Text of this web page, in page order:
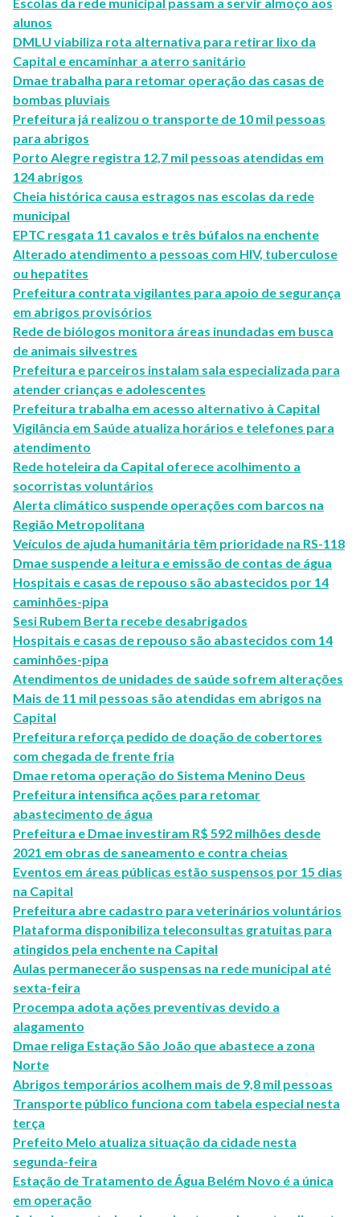
alunos
DMLU viabiliza rota alternativa para retirar lixo da
Capital e encaminhar a aterro sanitário
Dmae trabalha para retomar operação das casas de
bombas pluviais
Prefeitura já realizou o transporte de 10 mil pessoas
para abrigos
Porto Alegre registra 12,7 mil pessoas atendidas em
124 abrigos
Cheia histórica causa estragos nas escolas da rede
municipal
EPTC resgata 11 cavalos e três búfalos na enchente
Alterado atendimento a pessoas com HIV, tuberculose
ou hepatites
Prefeitura contrata vigilantes para apoio de segurança
em abrigos provisórios
Rede de biólogos monitora áreas inundadas em busca
de animais silvestres
Prefeitura e parceiros instalam sala especializada para
atender crianças e adolescentes
Prefeitura trabalha em acesso alternativo à Capital
Vigilância em Saúde atualiza horários e telefones para
atendimento
Rede hoteleira da Capital oferece acolhimento a
socorristas voluntários
Alerta climático suspende operações com barcos na
Região Metropolitana
Veículos de ajuda humanitária têm prioridade na RS-118
Dmae suspende a leitura e emissão de contas de água
Hospitais e casas de repouso são abastecidos por 14
caminhões-pipa
Sesi Rubem Berta recebe desabrigados
Hospitais e casas de repouso são abastecidos com 14
caminhões-pipa
Atendimentos de unidades de saúde sofrem alterações
Mais de 11 mil pessoas são atendidas em abrigos na
Capital
Prefeitura reforça pedido de doação de cobertores
com chegada de frente fria
Dmae retoma operação do Sistema Menino Deus
Prefeitura intensifica ações para retomar
abastecimento de água
Prefeitura e Dmae investiram R$ 592 milhões desde
2021 em obras de saneamento e contra cheias
Eventos em áreas públicas estão suspensos por 15 dias
na Capital
Prefeitura abre cadastro para veterinários voluntários
Plataforma disponibiliza teleconsultas gratuitas para
atingidos pela enchente na Capital
Aulas permanecerão suspensas na rede municipal até
sexta-feira
Procempa adota ações preventivas devido a
alagamento
Dmae religa Estação São João que abastece a zona
Norte
Abrigos temporários acolhem mais de 9,8 mil pessoas
Transporte público funciona com tabela especial nesta
terça
Prefeito Melo atualiza situação da cidade nesta
segunda-feira
Estação de Tratamento de Água Belém Novo é a única
em operação